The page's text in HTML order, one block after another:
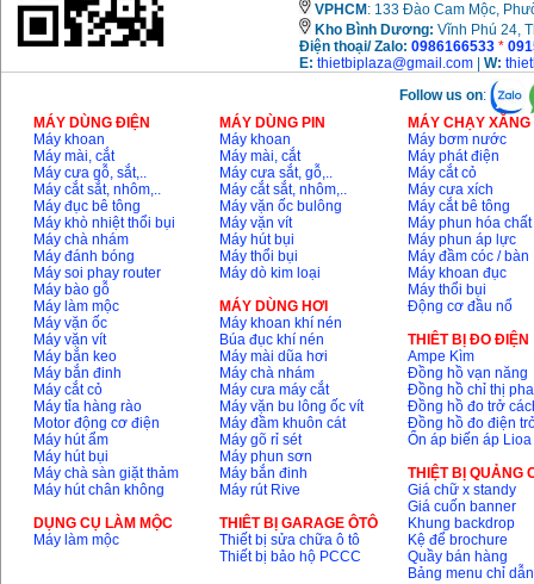
VPHCM : 133 Đào Cam Mộc,
Kho Bình Dương: Vĩnh Phú 24,
Điện thoại/ Zalo: 0986166533 *
E: thietbiplaza@gmail.com W:
Follow us on:
MÁY DÙNG ĐIỆN
Máy khoan
Máy mài, cắt
Máy cưa gỗ, sắt,..
Máy cắt sắt, nhôm,..
Máy đục bê tông
Máy khò nhiệt thổi bụi
Máy chà nhám
Máy đánh bóng
Máy soi phay router
Máy bào gỗ
Máy làm mộc
Máy vặn ốc
Máy vặn vít
Máy bắn keo
Máy bắn đinh
Máy cắt cỏ
Máy tỉa hàng rào
Motor động cơ điện
Máy hút ẩm
Máy hút bụi
Máy chà sàn giặt thảm
Máy hút chân không
DỤNG CỤ LÀM MỘC
Máy làm mộc
MÁY DÙNG PIN
Máy khoan
Máy mài, cắt
Máy cưa sắt, gỗ,..
Máy cắt sắt, nhôm,..
Máy vặn ốc bulông
Máy vặn vít
Máy hút bụi
Máy thổi bụi
Máy dò kim loại
MÁY DÙNG HƠI
Máy khoan khí nén
Búa đục khí nén
Máy mài dũa hơi
Máy chà nhám
Máy cưa máy cắt
Máy vặn bu lông ốc vít
Máy đầm khuôn cát
Máy gõ rỉ sét
Máy phun sơn
Máy bắn đinh
Máy rút Rive
THIÊT BỊ GARAGE ÔTÔ
Thiết bị sửa chữa ô tô
Thiết bị bảo hộ PCCC
MÁY CHẠY
Máy bơm nước
Máy phát điện
Máy cắt cỏ
Máy cưa xích
Máy cắt bê tông
Máy phun hóa chất
Máy phun áp lực
Máy đầm cóc / bàn
Máy khoan đục
Máy thổi bụi
Động cơ đầu nổ
THIÊT BỊ ĐO ĐIỆN
Ampe Kìm
Đồng hồ vạn năng
Đồng hồ chỉ thị pha
Đồng hồ đo trở
Đồng hồ đo điện
Ổn áp biến áp Lioa
THIỆT BỊ QUẢNG
Giá chữ x standy
Giá cuốn banner
Khung backdrop
Kệ để brochure
Quầy bán hàng
Bảng menu chỉ dẫn